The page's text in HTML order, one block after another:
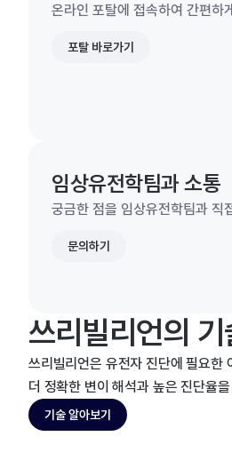
온라인 포탈에 접속하여 간편하
포탈 바로가기
임상유전학팀과 소통
궁금한 점을 임상유전학팀과 직
문의하기
쓰리빌리언의
쓰리빌리언은 유전자 진단에 필요한
더 정확한 변이 해석과 높은 진단율
기술 알아보기